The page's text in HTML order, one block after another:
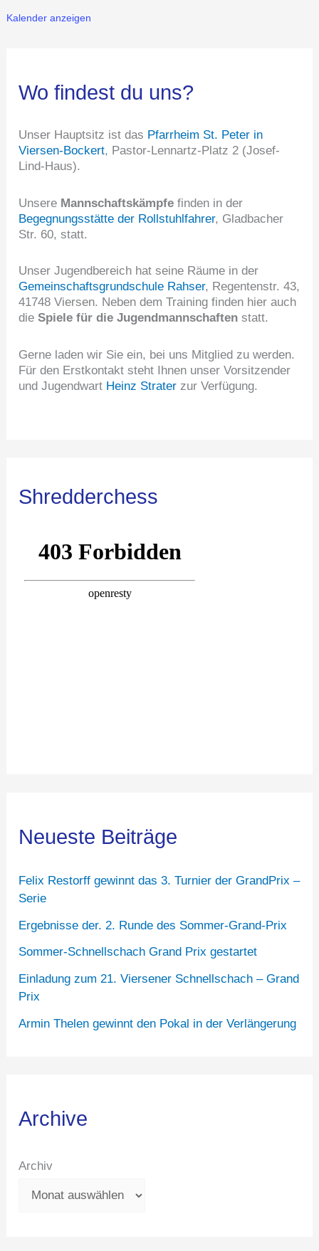
Kalender anzeigen
Wo findest du uns?
Unser Hauptsitz ist das Pfarrheim St. Peter in
Viersen-Bockert, Pastor-Lennartz-Platz 2 (Josef-
Lind-Haus).
Unsere Mannschaftskämpfe finden in der
Begegnungsstätte der Rollstuhlfahrer, Gladbacher
Str. 60, statt.
Unser Jugendbereich hat seine Räume in der
Gemeinschaftsgrundschule Rahser, Regentenstr. 43,
41748 Viersen. Neben dem Training finden hier auch
dieSpiele für die Jugendmannschaften statt.
Gerne laden wir Sie ein, bei uns Mitglied zu werden.
Für den Erstkontakt steht Ihnen unser Vorsitzender
und Jugendwart Heinz Strater zur Verfügung.
Shredderchess
Neueste Beiträge
Felix Restorff gewinnt das 3. Turnier der GrandPrix –
Serie
Ergebnisse der. 2. Runde des Sommer-Grand-Prix
Sommer-Schnellschach Grand Prix gestartet
Einladung zum 21. Viersener Schnellschach – Grand
Prix
Armin Thelen gewinnt den Pokal in der Verlängerung
Archive
Archiv